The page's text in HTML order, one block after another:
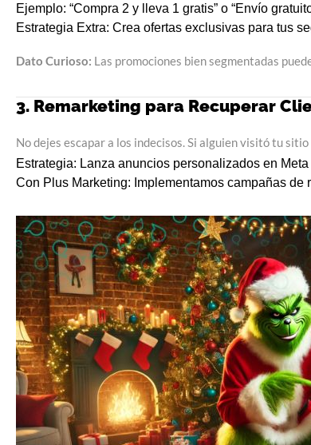
Ejemplo: “Compra 2 y lleva 1 gratis” o “Envío
Estrategia Extra: Crea ofertas exclusivas para tus
Dato Curioso: Las promociones bien segmentadas
3. Remarketing para Recuperar
No dejes escapar a los indecisos. Si alguien visitó tu
Estrategia: Lanza anuncios personalizados en
Con Plus Marketing: Implementamos campañas